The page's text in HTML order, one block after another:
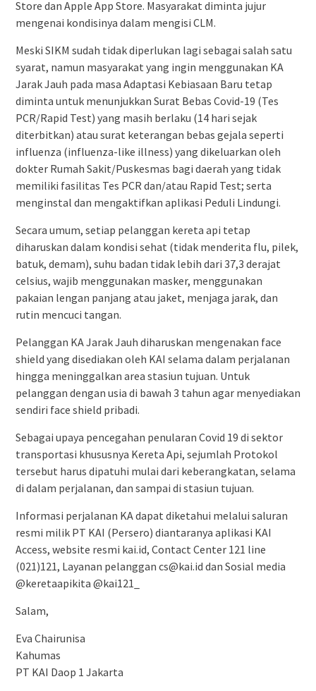
Store dan Apple App Store. Masyarakat diminta jujur
mengenai kondisinya dalam mengisi CLM.
Meski SIKM sudah tidak diperlukan lagi sebagai salah satu
syarat, namun masyarakat yang ingin menggunakan KA
Jarak Jauh pada masa Adaptasi Kebiasaan Baru tetap
diminta untuk menunjukkan Surat Bebas Covid-19 (Tes
PCR/Rapid Test) yang masih berlaku (14 hari sejak
diterbitkan) atau surat keterangan bebas gejala seperti
influenza (influenza-like illness) yang dikeluarkan oleh
dokter Rumah Sakit/Puskesmas bagi daerah yang tidak
memiliki fasilitas Tes PCR dan/atau Rapid Test; serta
menginstal dan mengaktifkan aplikasi Peduli Lindungi.
Secara umum, setiap pelanggan kereta api tetap
diharuskan dalam kondisi sehat (tidak menderita flu, pilek,
batuk, demam), suhu badan tidak lebih dari 37,3 derajat
celsius, wajib menggunakan masker, menggunakan
pakaian lengan panjang atau jaket, menjaga jarak, dan
rutin mencuci tangan.
Pelanggan KA Jarak Jauh diharuskan mengenakan face
shield yang disediakan oleh KAI selama dalam perjalanan
hingga meninggalkan area stasiun tujuan. Untuk
pelanggan dengan usia di bawah 3 tahun agar menyediakan
sendiri face shield pribadi.
Sebagai upaya pencegahan penularan Covid 19 di sektor
transportasi khususnya Kereta Api, sejumlah Protokol
tersebut harus dipatuhi mulai dari keberangkatan, selama
di dalam perjalanan, dan sampai di stasiun tujuan.
Informasi perjalanan KA dapat diketahui melalui saluran
resmi milik PT KAI (Persero) diantaranya aplikasi KAI
Access, website resmi kai.id, Contact Center 121 line
(021)121, Layanan pelanggan cs@kai.id dan Sosial media
@keretaapikita @kai121_
Salam,
Eva Chairunisa
Kahumas
PT KAI Daop 1 Jakarta